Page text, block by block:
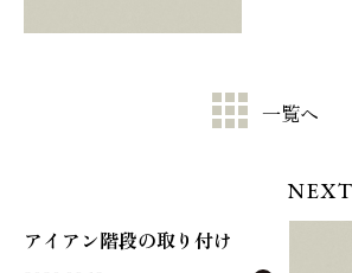
一覧へ
NEXT
アイアン階段の取り付け